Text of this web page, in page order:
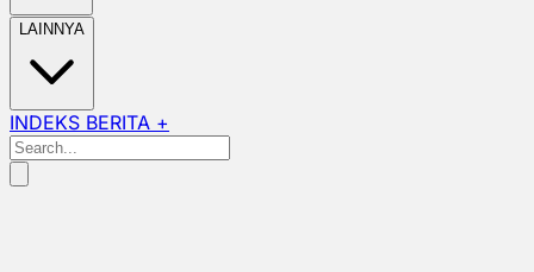
LAINNYA
INDEKS BERITA +